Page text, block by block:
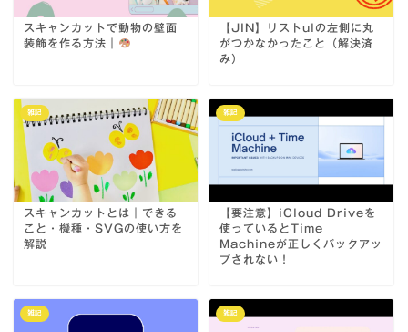
スキャンカットで動物の壁面
装飾を作る方法｜
【JIN】リストulの左側に丸
がつかなかったこと（解決済
み）
雑記
スキャンカットとは｜できる
こと・機種・SVGの使い方を
解説
雑記
【要注意】iCloud Driveを
使っているとTime
Machineが正しくバックアッ
プされない！
雑記 雑記